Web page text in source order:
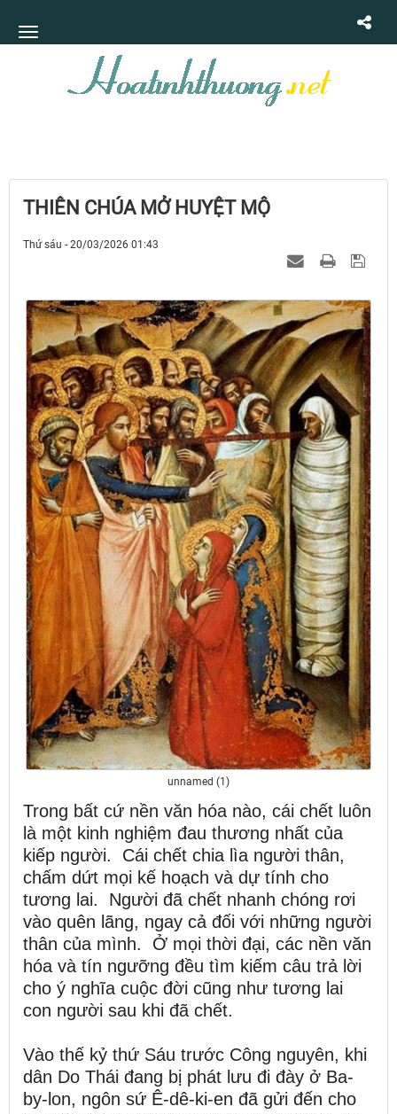
THIÊN CHÚA MỞ HUYỆT MỘ
Thứ sáu - 20/03/2026 01:43
unnamed (1)
Trong bất cứ nền văn hóa nào, cái chết luôn
là một kinh nghiệm đau thương nhất của
kiếp người. Cái chết chia lìa người thân,
chấm dứt mọi kế hoạch và dự tính cho
tương lai. Người đã chết nhanh chóng rơi
vào quên lãng, ngay cả đối với những người
thân của mình. Ở mọi thời đại, các nền văn
hóa và tín ngưỡng đều tìm kiếm câu trả lời
cho ý nghĩa cuộc đời cũng như tương lai
con người sau khi đã chết.
Vào thế kỷ thứ Sáu trước Công nguyên, khi
dân Do Thái đang bị phát lưu đi đày ở Ba-
by-lon, ngôn sứ Ê-dê-ki-en đã gửi đến cho